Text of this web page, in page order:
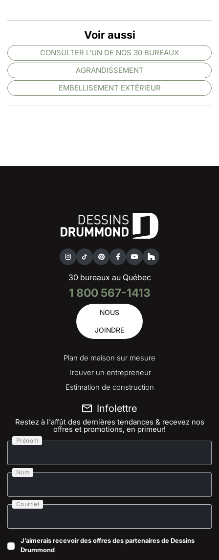
Voir aussi
CONSULTER L'UN DE NOS 30 BUREAUX
AGRANDISSEMENT
EMBELLISEMENT EXTÉRIEUR
30 bureaux au Québec
1 800 567-1413
NOUS
JOINDRE
Plan de maison sur mesure
Trouver un entrepreneur
Estimation de construction
Infolettre
Restez à l'affût des dernières tendances & recevez nos
offres et promotions, en primeur!
Prénom
Nom
Courriel
J’aimerais recevoir des offres des partenaires de Dessins
Drummond